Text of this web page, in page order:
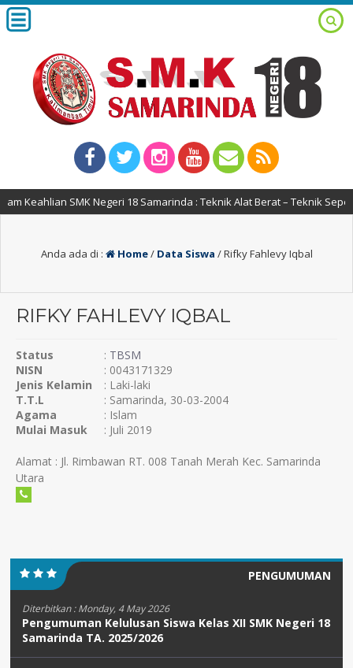
SMK Negeri 18 Samarinda : Teknik Alat Berat – Teknik
Anda ada di : Home/ Data Siswa /Rifky Fahlevy Iqbal
RIFKY FAHLEVY IQBAL
Status : TBSM
NISN
: 0043171329
Jenis Kelamin
: Laki-laki
T.T.L
: Samarinda, 30-03-2004
Agama
: Islam
Mulai Masuk
: Juli 2019
Alamat : Jl. Rimbawan RT. 008 Tanah Merah Kec. Samarinda
Utara
PENGUMUMAN
Diterbitkan :Monday, 4 May 2026
Pengumuman Kelulusan Siswa Kelas XII SMK Negeri 18
Samarinda TA. 2025/2026